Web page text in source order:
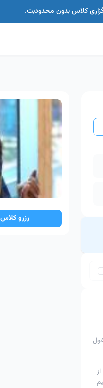
کلاس بدون محدودیت.
رزرو کلاس